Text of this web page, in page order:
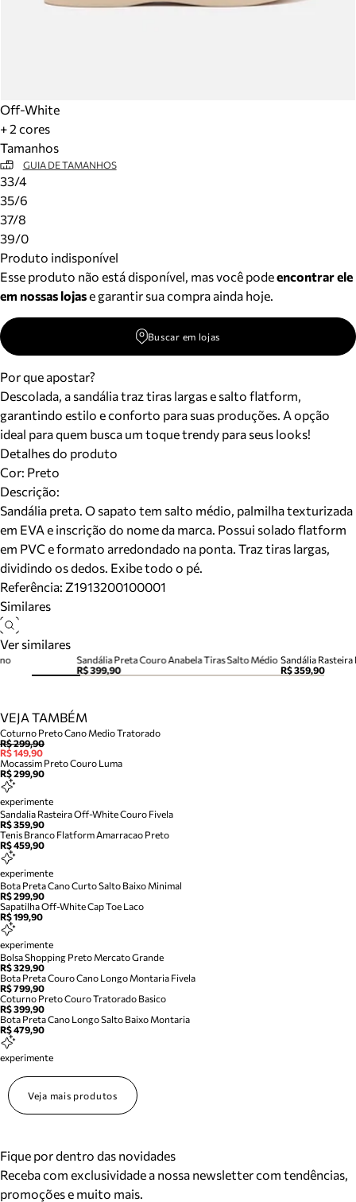
Off-White
+ 2 cores
Tamanhos
GUIA DE TAMANHOS
33/4
35/6
37/8
39/0
Produto indisponível
Esse produto não está disponível, mas você podeencontrar ele
em nossas lojase garantir sua compra ainda hoje.
Buscar em lojas
Por que apostar?
Descolada, a sandália traz tiras largas e salto flatform,
garantindo estilo e conforto para suas produções. A opção
ideal para quem busca um toque trendy para seus looks!
Detalhes do produto
Cor: Preto
Descrição:
Sandália preta. O sapato tem salto médio, palmilha texturizada
em EVA e inscrição do nome da marca. Possui solado flatform
em PVC e formato arredondado na ponta. Traz tiras largas,
dividindo os dedos. Exibe todo o pé.
Referência: Z1913200100001
Similares
Ver similares
Sandália Preta Couro Anabela Tiras Salto Médio
R$ 399,90
R$ 359,90
VEJA TAMBÉM
Coturno Preto Cano Medio Tratorado
R$ 299,90
R$ 149,90
Mocassim Preto Couro Luma
R$ 299,90
experimente
Sandalia Rasteira Off-White Couro Fivela
R$ 359,90
Tenis Branco Flatform Amarracao Preto
R$ 459,90
experimente
Bota Preta Cano Curto Salto Baixo Minimal
R$ 299,90
Sapatilha Off-White Cap Toe Laco
R$ 199,90
experimente
Bolsa Shopping Preto Mercato Grande
R$ 329,90
Bota Preta Couro Cano Longo Montaria Fivela
R$ 799,90
Coturno Preto Couro Tratorado Basico
R$ 399,90
Bota Preta Cano Longo Salto Baixo Montaria
R$ 479,90
experimente
Veja mais produtos
Fique por dentro das novidades
Receba com exclusividade a nossa newsletter com tendências,
promoções e muito mais.